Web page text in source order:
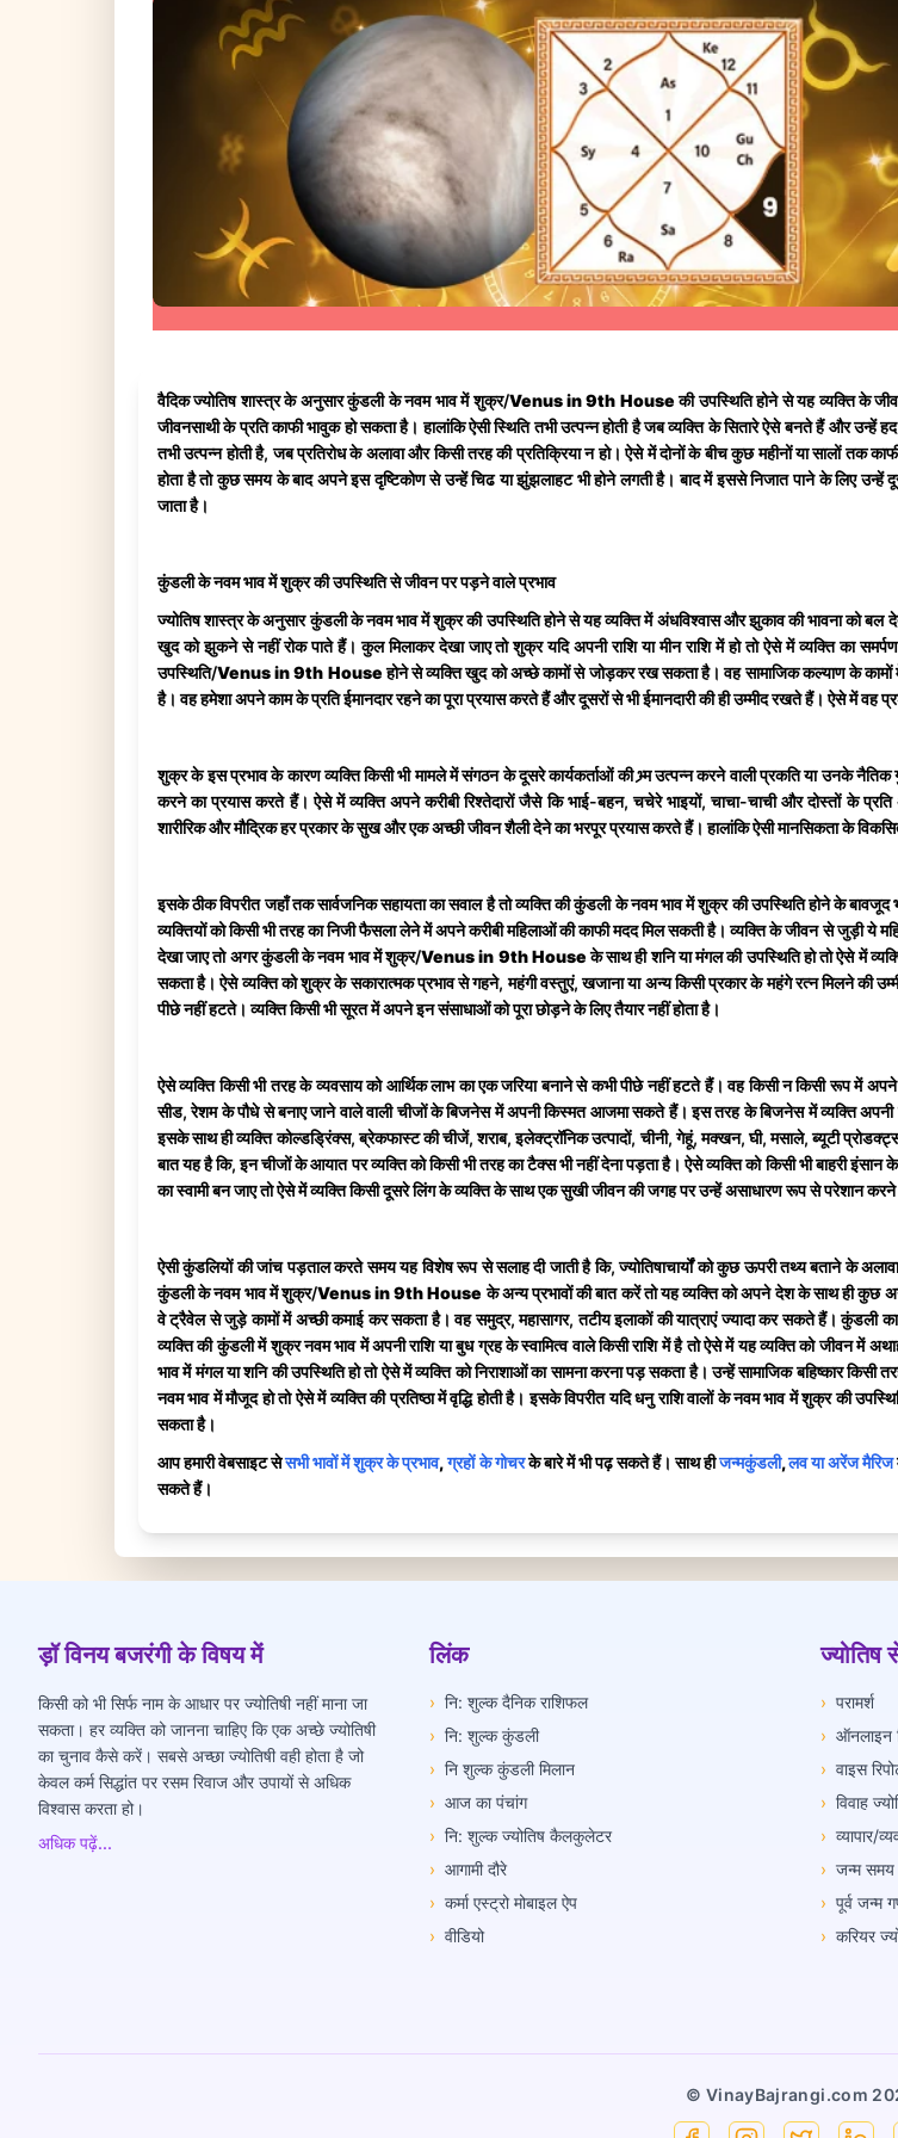
वैदिक ज्योतिष शास्त्र के अनुसार कुंडली के नवम भाव में शुक्र/Venus in 9th Houseकी उपस्थिति होने से यह व्यक्ति के
जीवनसाथी के प्रति काफी भावुक हो सकता है। हालांकि ऐसी स्थिति तभी उत्पन्न होती है जब व्यक्ति के सितारे ऐसे बनते हैं और उन्हें
तभी उत्पन्न होती है, जब प्रतिरोध के अलावा और किसी तरह की प्रतिक्रिया न हो। ऐसे में दोनों के बीच कुछ महीनों या सालों तक
होता है तो कुछ समय के बाद अपने इस दृष्टिकोण से उन्हें चिढ या झुंझलाहट भी होने लगती है। बाद में इससे निजात पाने के लिए
जाता है।
कुंडली के नवम भाव में शुक्र की उपस्थिति से जीवन पर पड़ने वाले प्रभाव
ज्योतिष शास्त्र के अनुसार कुंडली के नवम भाव में शुक्र की उपस्थिति होने से यह व्यक्ति में अंधविश्वास और झुकाव की भावना को
खुद को झुकने से नहीं रोक पाते हैं। कुल मिलाकर देखा जाए तो शुक्र यदि अपनी राशि या मीन राशि में हो तो ऐसे में व्यक्ति का
उपस्थिति/Venus in 9th Houseहोने से व्यक्ति खुद को अच्छे कामों से जोड़कर रख सकता है। वह सामाजिक कल्याण के
है। वह हमेशा अपने काम के प्रति ईमानदार रहने का पूरा प्रयास करते हैं और दूसरों से भी ईमानदारी की ही उम्मीद रखते हैं। ऐसे में वह
शुक्र के इस प्रभाव के कारण व्यक्ति किसी भी मामले में संगठन के दूसरे कार्यकर्ताओं की भ्र्म उत्पन्न करने वाली प्रकति या उनके
करने का प्रयास करते हैं। ऐसे में व्यक्ति अपने करीबी रिश्तेदारों जैसे कि भाई-बहन, चचेरे भाइयों, चाचा-चाची और दोस्तों के
शारीरिक और मौद्रिक हर प्रकार के सुख और एक अच्छी जीवन शैली देने का भरपूर प्रयास करते हैं। हालांकि ऐसी मानसिकता के
इसके ठीक विपरीत जहाँ तक सार्वजनिक सहायता का सवाल है तो व्यक्ति की कुंडली के नवम भाव में शुक्र की उपस्थिति होने के
व्यक्तियों को किसी भी तरह का निजी फैसला लेने में अपने करीबी महिलाओं की काफी मदद मिल सकती है। व्यक्ति के जीवन से जुड़ी ये
देखा जाए तो अगर कुंडली के नवम भाव में शुक्र/Venus in 9th Houseके साथ ही शनि या मंगल की उपस्थिति हो तो ऐसे में
सकता है। ऐसे व्यक्ति को शुक्र के सकारात्मक प्रभाव से गहने, महंगी वस्तुएं, खजाना या अन्य किसी प्रकार के महंगे रत्न मिलने की
पीछे नहीं हटते। व्यक्ति किसी भी सूरत में अपने इन संसाधाओं को पूरा छोड़ने के लिए तैयार नहीं होता है।
ऐसे व्यक्ति किसी भी तरह के व्यवसाय को आर्थिक लाभ का एक जरिया बनाने से कभी पीछे नहीं हटते हैं। वह किसी न किसी रूप में
सीड, रेशम के पौधे से बनाए जाने वाले वाली चीजों के बिजनेस में अपनी किस्मत आजमा सकते हैं। इस तरह के बिजनेस में व्यक्ति
इसके साथ ही व्यक्ति कोल्डड्रिंक्स, ब्रेकफास्ट की चीजें, शराब, इलेक्ट्रॉनिक उत्पादों, चीनी, गेहूं, मक्खन, घी, मसाले, ब्यूटी
बात यह है कि, इन चीजों के आयात पर व्यक्ति को किसी भी तरह का टैक्स भी नहीं देना पड़ता है। ऐसे व्यक्ति को किसी भी बाहरी
का स्वामी बन जाए तो ऐसे में व्यक्ति किसी दूसरे लिंग के व्यक्ति के साथ एक सुखी जीवन की जगह पर उन्हें असाधारण रूप से परेशान
ऐसी कुंडलियों की जांच पड़ताल करते समय यह विशेष रूप से सलाह दी जाती है कि, ज्योतिषाचार्यों को कुछ ऊपरी तथ्य बताने के
कुंडली के नवम भाव में शुक्र/Venus in 9th House के अन्य प्रभावों की बात करें तो यह व्यक्ति को अपने देश के साथ ही कुछ
वे ट्रैवेल से जुड़े कामों में अच्छी कमाई कर सकता है। वह समुद्र, महासागर, तटीय इलाकों की यात्राएं ज्यादा कर सकते हैं। कुंडली
व्यक्ति की कुंडली में शुक्र नवम भाव में अपनी राशि या बुध ग्रह के स्वामित्व वाले किसी राशि में है तो ऐसे में यह व्यक्ति को जीवन में
भाव में मंगल या शनि की उपस्थिति हो तो ऐसे में व्यक्ति को निराशाओं का सामना करना पड़ सकता है। उन्हें सामाजिक बहिष्कार
नवम भाव में मौजूद हो तो ऐसे में व्यक्ति की प्रतिष्ठा में वृद्धि होती है। इसके विपरीत यदि धनु राशि वालों के नवम भाव में शुक्र की
सकता है।
आप हमारी वेबसाइट सेसभी भावों में शुक्र के प्रभाव,ग्रहों के गोचरके बारे में भी पढ़ सकते हैं। साथ हीजन्मकुंडली,लव या अरेंज मैरिज
सकते हैं।
ड़ॉ विनय बजरंगी के विषय में
किसी को भी सिर्फ नाम के आधार पर ज्योतिषी नहीं माना जा
सकता। हर व्यक्ति को जानना चाहिए कि एक अच्छे ज्योतिषी
का चुनाव कैसे करें। सबसे अच्छा ज्योतिषी वही होता है जो
केवल कर्म सिद्धांत पर रसम रिवाज और उपायों से अधिक
विश्वास करता हो।
अधिक पढ़ें...
लिंक
› नि: शुल्क दैनिक राशिफल
› नि: शुल्क कुंडली
› नि शुल्क कुंडली मिलान
› आज का पंचांग
› नि: शुल्क ज्योतिष कैलकुलेटर
› आगामी दौरे
› कर्मा एस्ट्रो मोबाइल ऐप
› वीडियो
ज्योतिष
› परामर्श
› ऑनलाइन
› वाइस
› विवाह
› व्यापार/
› जन्म समय
› पूर्व जन्म
› करियर
© VinayBajrangi.com